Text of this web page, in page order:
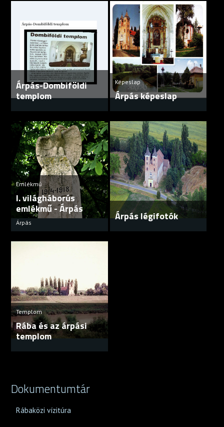
Árpás-Dombiföldi
templom
Képeslap
Árpás képeslap
Emlékmű
I. világháborús
emlékmű - Árpás
Árpás Árpás légifotók
Templom
Rába és az árpási
templom
Dokumentumtár
Rábaközi vízitúra